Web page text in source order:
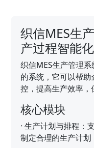
织信MES生
产过程智能
织信MES生产管理
的系统，它可以帮
控，提高生产效率，
核心模块
·生产计划与排程：
制定合理的生产计划